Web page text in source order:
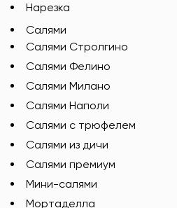
Нарезка
Салями
Салями Стролгино
Салями Фелино
Салями Милано
Салями Наполи
Салями с трюфелем
Салями из дичи
Салями премиум
Мини-салями
Мортаделла